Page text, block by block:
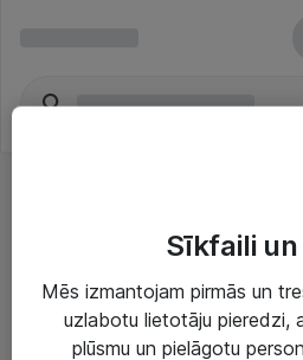
Risinājumi & Pakalpojumi
Sīkfaili un
Mēs izmantojam pirmās un
uzlabotu lietotāju pieredzi,
plūsmu un pielāgotu